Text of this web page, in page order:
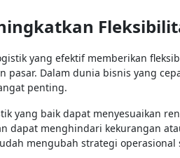
yang efektif memberikan
pasar. Dalam dunia bisnis yang
penting.
yang baik dapat menyesuaikan
dapat menghindari kekurangan
mengubah strategi operasional